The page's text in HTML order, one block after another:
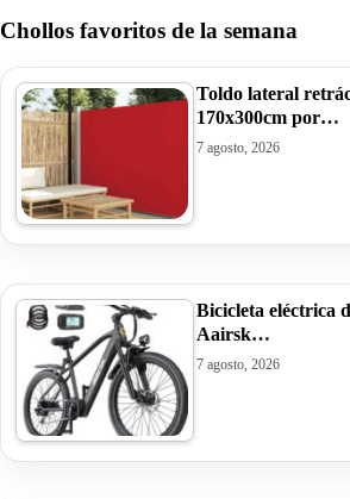
Chollos favoritos de la semana
Toldo lateral
170x300cm por…
7 agosto, 2026
Bicicleta eléctrica
Aairsk…
7 agosto, 2026